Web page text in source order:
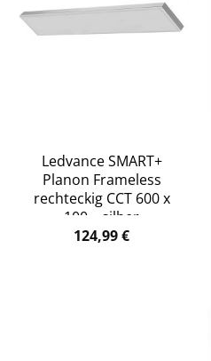
Ledvance SMART+
Planon Frameless
rechteckig CCT 600 x
100 – silber
124,99€